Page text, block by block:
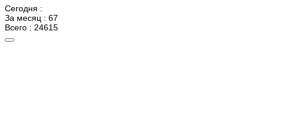
Сегодня :
За месяц : 67
Всего : 24615